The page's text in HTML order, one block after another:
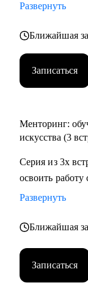
Развернуть
Ближайшая
Записаться
Менторинг:
искусства (3
Серия из 3х
освоить
Развернуть
Ближайшая
Записаться